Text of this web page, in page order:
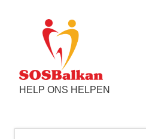
HELP ONS HELPEN